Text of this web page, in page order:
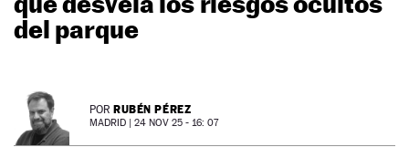
MOTORTV
NEWSLETTER
del parque
POR RUBÉN PÉREZ
MADRID | 24 NOV 25 - 16: 07